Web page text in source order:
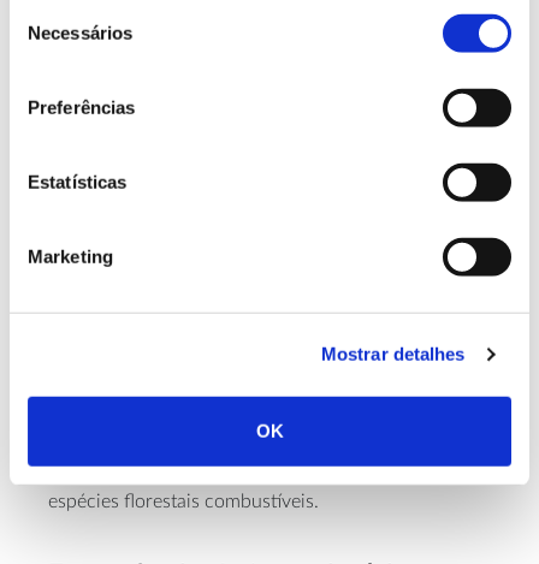
Necessários
Preferências
Estatísticas
Marketing
Mostrar detalhes
OK
inquiridos referiram origem criminosa. Os técnicos e
decisores locais dividiram-se entre crime e
regionais mencionaram negligência. Esta divisão nas
sobre
2013, pelo ICNF. Nas causas de propagação para
apontaram a falta de limpeza e de operações de
humidade e ventos fortes). Os técnicos nacionais e
compartimentação da paisagem (e.g. áreas tampão e
faixas de gestão de combustível) e a dominância de
espécies florestais combustíveis.